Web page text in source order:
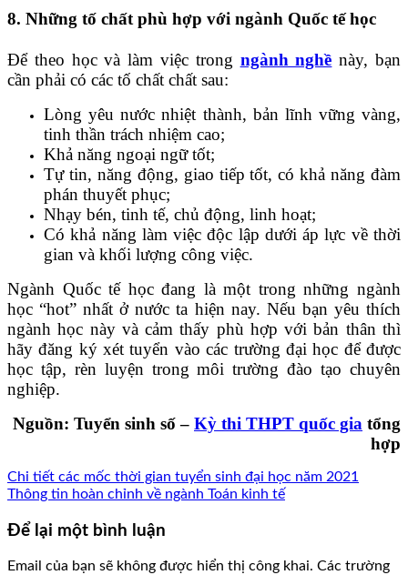
8. Những tố chất phù hợp với ngành Quốc tế học
Để theo học và làm việc trong ngành nghề này, bạn
cần phải có các tố chất chất sau:
Lòng yêu nước nhiệt thành, bản lĩnh vững vàng,
tinh thần trách nhiệm cao;
Khả năng ngoại ngữ tốt;
Tự tin, năng động, giao tiếp tốt, có khả năng đàm
phán thuyết phục;
Nhạy bén, tinh tế, chủ động, linh hoạt;
Có khả năng làm việc độc lập dưới áp lực về thời
gian và khối lượng công việc.
Ngành Quốc tế học đang là một trong những ngành
học “hot” nhất ở nước ta hiện nay. Nếu bạn yêu thích
ngành học này và cảm thấy phù hợp với bản thân thì
hãy đăng ký xét tuyển vào các trường đại học để được
học tập, rèn luyện trong môi trường đào tạo chuyên
nghiệp.
Nguồn: Tuyển sinh số – Kỳ thi THPT quốc gia tổng
hợp
Chi tiết các mốc thời gian tuyển sinh đại học năm 2021
Thông tin hoàn chỉnh về ngành Toán kinh tế
Để lại một bình luận
Email của bạn sẽ không được hiển thị công khai. Các trường